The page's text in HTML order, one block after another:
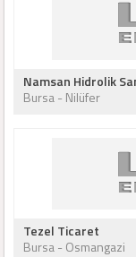
Namsan Hidrolik
Bursa - Nilüfer
Tezel Ticaret
Bursa - Osmangazi